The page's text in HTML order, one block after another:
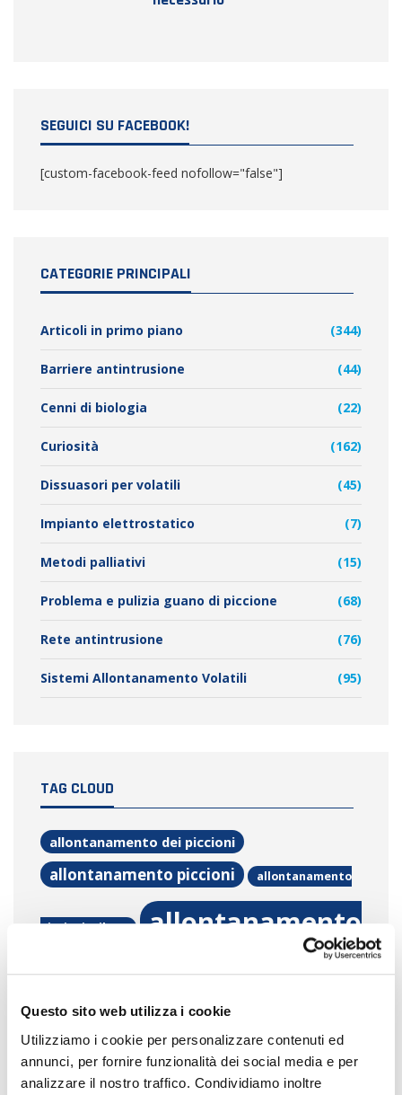
Questo sito web utilizza i cookie
Utilizziamo i cookie per personalizzare contenuti ed
annunci, per fornire funzionalità dei social media e per
analizzare il nostro traffico. Condividiamo inoltre
SEGUICI SU FACEBOOK!
[custom-facebook-feed nofollow="false"]
CATEGORIE PRINCIPALI
Articoli in primo piano (344)
Barriere antintrusione (44)
Cenni di biologia (22)
Curiosità (162)
Dissuasori per volatili (45)
Impianto elettrostatico (7)
Metodi palliativi (15)
Problema e pulizia guano di piccione (68)
Rete antintrusione (76)
Sistemi Allontanamento Volatili (95)
TAG CLOUD
allontanamento dei piccioni
allontanamento piccioni allontanamento
piccioni milano
allontanamento
volatili
milano bonifica guano piccione
bonifica